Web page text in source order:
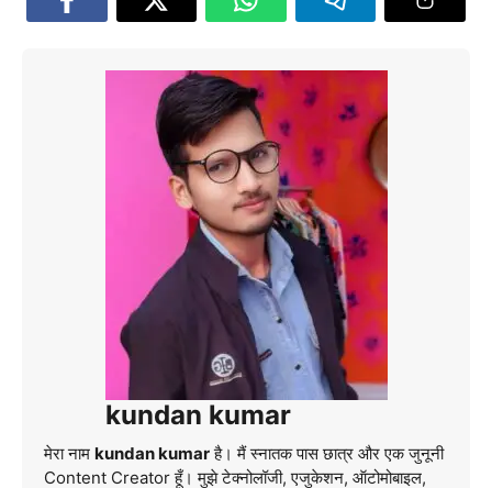
kundan kumar
मेरा नाम kundan kumarहै। मैं स्नातक पास छात्र और एक जुनूनी
Content Creator हूँ। मुझे टेक्नोलॉजी, एजुकेशन, ऑटोमोबाइल,